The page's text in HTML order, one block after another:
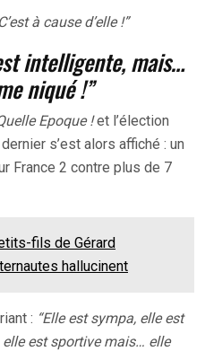
à cause d’elle !”
intelligente, mais…
niqué !”
Epoque !et l’élection
s’est alors affiché : un
France 2 contre plus de 7
fils de Gérard
hallucinent
: “Elle est sympa, elle est
est sportive mais… elle